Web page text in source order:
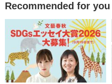
Recommended for you